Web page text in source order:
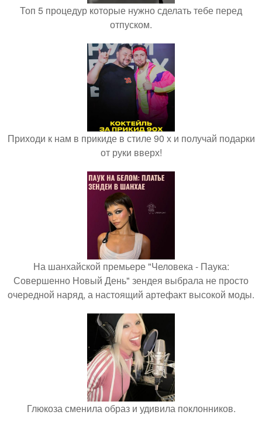
Топ 5 процедур которые нужно сделать тебе перед
отпуском.
Приходи к нам в прикиде в стиле 90 х и получай подарки
от руки вверх!
На шанхайской премьере "Человека - Паука:
Совершенно Новый День" зендея выбрала не просто
очередной наряд, а настоящий артефакт высокой моды.
Глюкоза сменила образ и удивила поклонников.